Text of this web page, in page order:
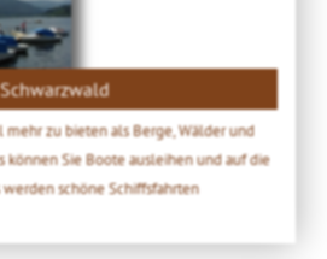
zu bieten als Berge, Wälder und
können Sie Boote ausleihen und auf die
schöne Schiffsfahrten